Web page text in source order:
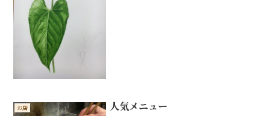
お店 人気メニュー